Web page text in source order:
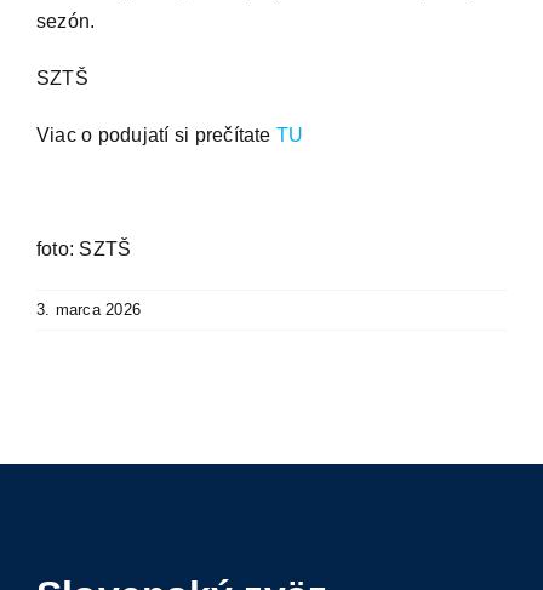
sezón.
SZTŠ
Viac o podujatí si prečítate TU
foto: SZTŠ
3. marca 2026